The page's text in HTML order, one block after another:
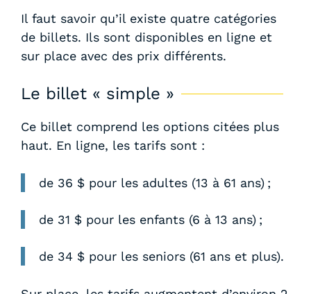
Il faut savoir qu’il existe quatre catégories
de billets. Ils sont disponibles en ligne et
sur place avec des prix différents.
Le billet « simple »
Ce billet comprend les options citées plus
haut. En ligne, les tarifs sont :
de 36 $ pour les adultes (13 à 61 ans) ;
de 31 $ pour les enfants (6 à 13 ans) ;
de 34 $ pour les seniors (61 ans et plus).